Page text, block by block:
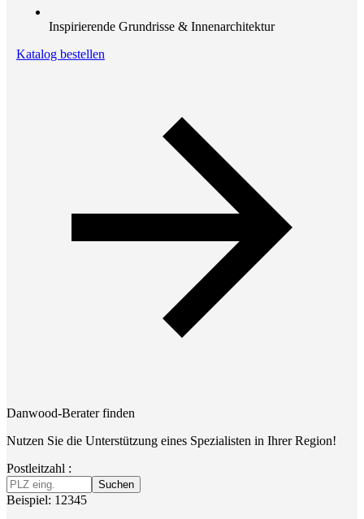
Inspirierende Grundrisse & Innenarchitektur
Katalog bestellen
Danwood-Berater finden
Nutzen Sie die Unterstützung eines Spezialisten in Ihrer Region!
Postleitzahl :
Suchen
Beispiel: 12345